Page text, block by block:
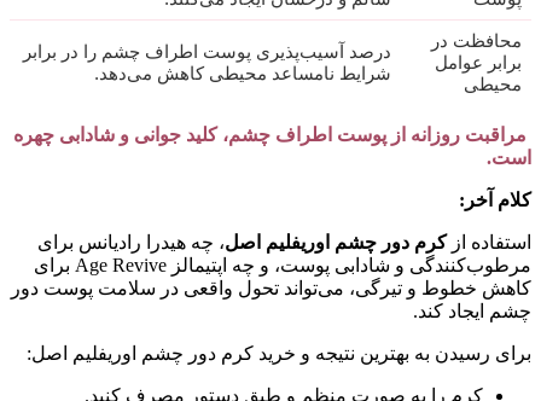
محافظت در
برابر عوامل
محیطی
درصد آسیب‌پذیری پوست اطراف چشم را در برابر
شرایط نامساعد محیطی کاهش می‌دهد.
مراقبت روزانه از پوست اطراف چشم، کلید جوانی و شادابی چهره
است.
کلام آخر:
استفاده ازکرم دور چشم اوریفلیم اصل، چه هیدرا رادیانس برای
مرطوب‌کنندگی و شادابی پوست، و چه اپتیمالز Age Revive برای
کاهش خطوط و تیرگی، می‌تواند تحول واقعی در سلامت پوست دور
چشم ایجاد کند.
برای رسیدن به بهترین نتیجه و خرید کرم دور چشم اوریفلیم اصل:
کرم را به صورت منظم و طبق دستور مصرف کنید.